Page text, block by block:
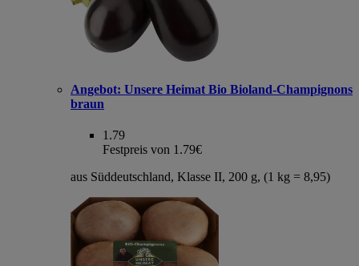
Angebot: Unsere Heimat Bio Bioland-Champignons
braun
1.79
Festpreis von 1.79€
aus Süddeutschland, Klasse II, 200 g, (1 kg = 8,95)